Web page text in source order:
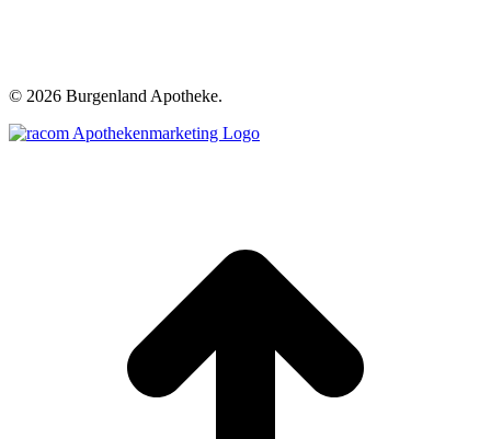
© 2026 Burgenland Apotheke.